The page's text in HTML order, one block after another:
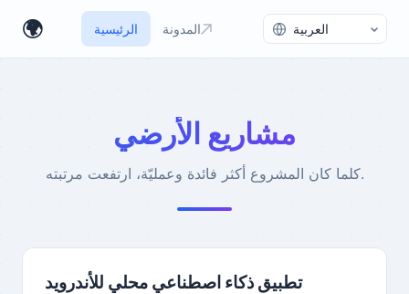
🌍 الرئيسية المدونة تبديل اللغة
مشاريع الأرضي
كلما كان المشروع أكثر فائدة وعمليّة، ارتفعت مرتبته.
تطبيق ذكاء اصطناعي محلي للأندرويد